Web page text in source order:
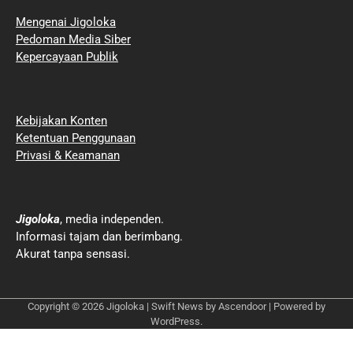
Mengenai Jigoloka
Pedoman Media Siber
Kepercayaan Publik
Kebijakan Konten
Ketentuan Penggunaan
Privasi & Keamanan
Jigoloka, media independen.
Informasi tajam dan berimbang.
Akurat tanpa sensasi.
Copyright © 2026 Jigoloka | Swift News by Ascendoor| Powered by
WordPress.